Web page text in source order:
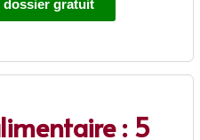
dossier gratuit
: 5